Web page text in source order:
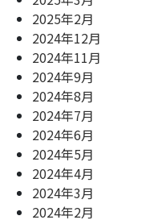
2025年2月
2024年12月
2024年11月
2024年9月
2024年8月
2024年7月
2024年6月
2024年5月
2024年4月
2024年3月
2024年2月